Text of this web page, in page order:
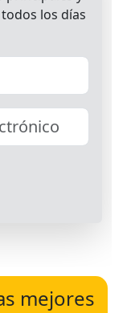
mejores